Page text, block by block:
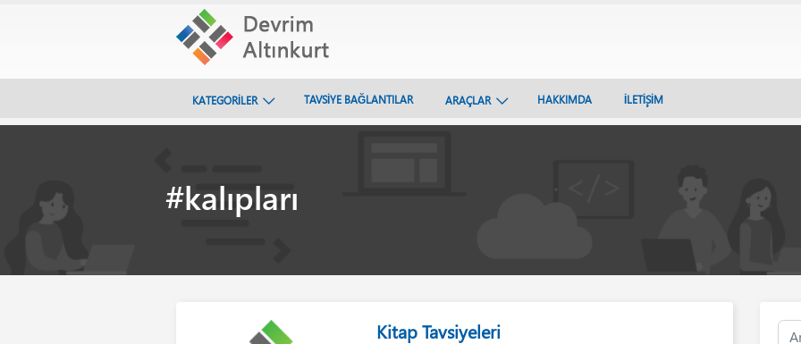
KATEGORİLER TAVSİYE BAĞLANTILAR ARAÇLAR HAKKIMDA İLETİŞİM
#kalıpları
Kitap Tavsiyeleri